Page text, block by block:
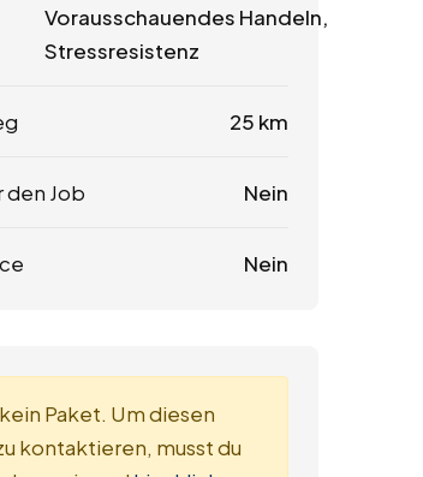
Vorausschauendes Handeln,
Stressresistenz
25 km
den Job Nein
Nein
Paket. Um diesen
kontaktieren, musst du